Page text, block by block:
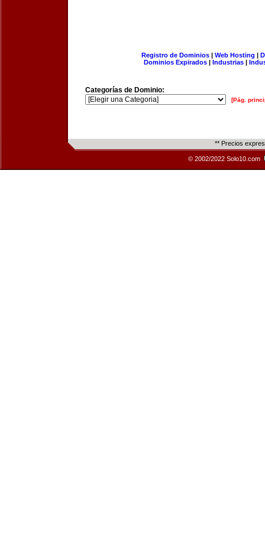
Registro de Dominios| Web Hosting |
Dominios Expirados | Industrias |
Categorías de Dominio:
[Pág.
** Precios
© 2002/2022 Solo10.com